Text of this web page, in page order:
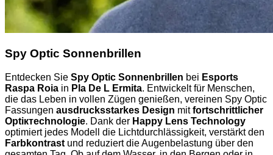
Spy Optic Sonnenbrillen
Entdecken Sie Spy Optic Sonnenbrillen bei Esports
Raspa Roia in Pla De L Ermita. Entwickelt für Menschen,
die das Leben in vollen Zügen genießen, vereinen Spy Optic
Fassungen ausdrucksstarkes Design mitfortschrittlicher
Optiктechnologie. Dank der Happy Lens Technology
optimiert jedes Modell die Lichtdurchlässigkeit, verstärkt den
Farbkontrast und reduziert die Augenbelastung über den